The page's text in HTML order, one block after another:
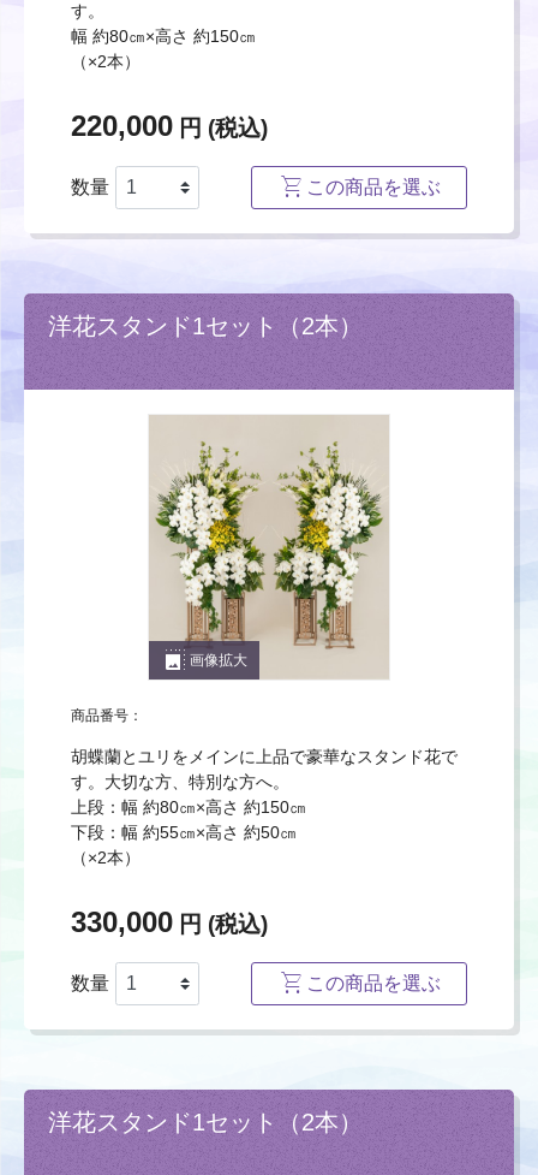
す。
幅 約80㎝×高さ 約150㎝
（×2本）
220,000 円 (税込)
数量 この商品を選ぶ
洋花スタンド1セット（2本）
photo_size_select_large 画像拡大
商品番号：
胡蝶蘭とユリをメインに上品で豪華なスタンド花で
す。大切な方、特別な方へ。
上段：幅 約80㎝×高さ 約150㎝
下段：幅 約55㎝×高さ 約50㎝
（×2本）
330,000 円 (税込)
数量 この商品を選ぶ
洋花スタンド1セット（2本）